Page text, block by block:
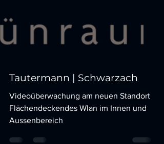
Tautermann | Schwarzach
Videoüberwachung am neuen Standort
Flächendeckendes Wlan im Innen und